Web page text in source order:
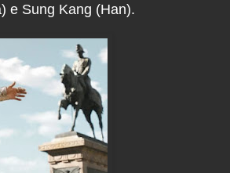
e Sung Kang (Han).